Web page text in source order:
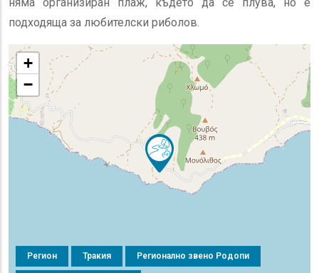
подходяща за любителски риболов.
Регион Тракия Регионално звено Родопи
+
−